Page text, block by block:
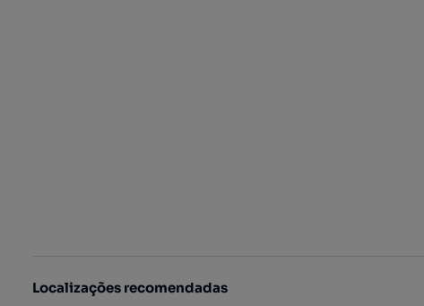
Localizações recomendadas